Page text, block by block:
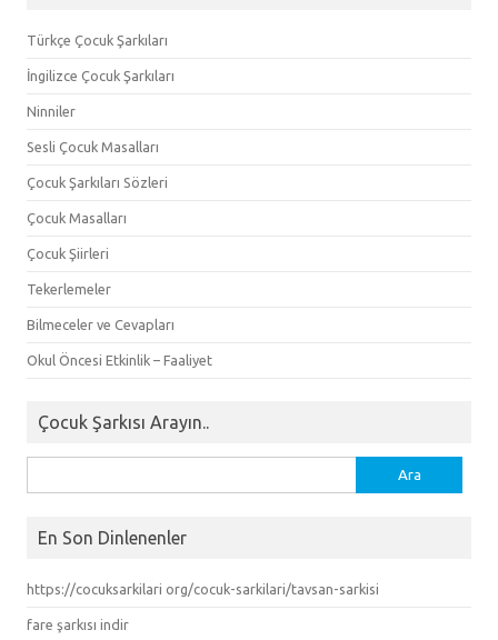
Türkçe Çocuk Şarkıları
İngilizce Çocuk Şarkıları
Ninniler
Sesli Çocuk Masalları
Çocuk Şarkıları Sözleri
Çocuk Masalları
Çocuk Şiirleri
Tekerlemeler
Bilmeceler ve Cevapları
Okul Öncesi Etkinlik – Faaliyet
Çocuk Şarkısı Arayın..
En Son Dinlenenler
https://cocuksarkilari org/cocuk-sarkilari/tavsan-sarkisi
fare şarkısı indir